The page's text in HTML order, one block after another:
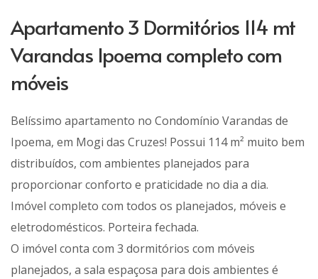
Apartamento 3 Dormitórios 114 mt
Varandas Ipoema completo com
móveis
Belíssimo apartamento no Condomínio Varandas de
Ipoema, em Mogi das Cruzes! Possui 114 m² muito bem
distribuídos, com ambientes planejados para
proporcionar conforto e praticidade no dia a dia.
Imóvel completo com todos os planejados, móveis e
eletrodomésticos. Porteira fechada.
O imóvel conta com 3 dormitórios com móveis
planejados, a sala espaçosa para dois ambientes é